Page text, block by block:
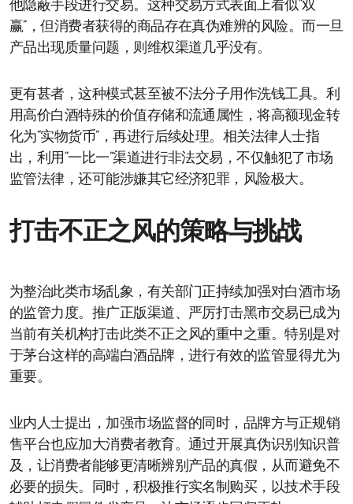
他隐蔽手段进行交易。这种交易方式表面上看似“双
赢”，但消费者获得的商品存在真伪难辨的风险。而一旦
产品出现质量问题，则维权渠道几乎没有。
更有甚者，这种模式甚至被不法分子用作洗钱工具。利
用高价白酒特殊的价值存储和流通属性，将高额现金转
化为“实物货币”，再进行后续处理。相关法律人士指
出，利用“一比一”渠道进行非法交易，不仅触犯了市场
监管法律，还可能涉嫌其它经济犯罪，风险极大。
打击不正之风的策略与挑战
为整治此类市场乱象，有关部门正持续加强对白酒市场
的监管力度。推广正版渠道、严厉打击黑市交易已成为
当前有关机构打击此类不正之风的重中之重。特别是对
于茅台这样的高端白酒品牌，进行有效的监管显得尤为
重要。
业内人士提出，加强市场监督的同时，品牌方与正规销
售平台也应加大消费者教育。通过开展真伪识别知识普
及，让消费者能够更清晰辨别产品的真假，从而避免不
必要的损失。同时，积极推行实名制购买，以技术手段